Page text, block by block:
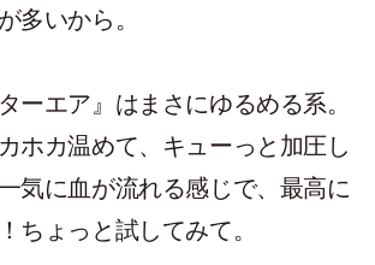
多いから。
ーエア』はまさにゆるめる系。
ホカ温めて、キューっと加圧し
気に血が流れる感じで、最高に
ちょっと試してみて。